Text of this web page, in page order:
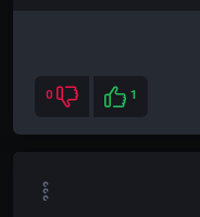
1
0